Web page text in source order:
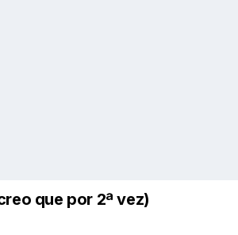
que por 2ª vez)